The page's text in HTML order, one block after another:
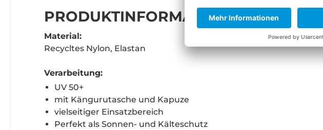
PRODUKTINFORMATIONEN "LYCRA
Material:
Recycltes Nylon, Elastan
Verarbeitung:
UV 50+
mit Kängurutasche und Kapuze
vielseitiger Einsatzbereich
Perfekt als Sonnen- und Kälteschutz